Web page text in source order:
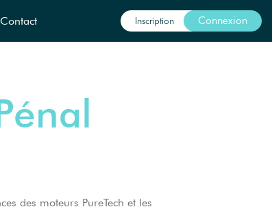
Contact Inscription Connexion
des moteurs PureTech et les